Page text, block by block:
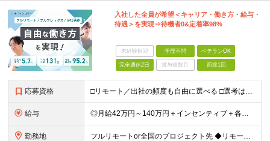
入社した全員が希望＜キャリア・働き方・給与・
待遇＞を実現⇒待機者0&定着率98%
未経験歓迎 学歴不問 ベテランOK
完全週休2日 賞与複数月 面接1回
応募資格 □リモート／出社の頻度も自由に選べる □選考は役員とWeb面談1回のみ □学歴不問／第二新卒歓迎／ブランクOK 【応募条件】 ◎インフラエンジニアの実務経験1年以上をお持ちの方 └運用・監視だけの方
給与 ◎月給42万円～140万円＋インセンティブ＋各種手当 ・エンジニア平均年収640万円 ・入社したエンジニア全員年収UP！平均180万円UP！ ・還元率80~95%！平均還元率86.9% ・単価連動型⇒
勤務地 フルリモートor全国のプロジェクト先 ◆リモート実施率93%（リモート／出社の頻度も自分で選べる） ◆UIターン歓迎！転勤なし ※(変更の範囲)上記を除く当社関連勤務地 ＼独立した評価機関による評価